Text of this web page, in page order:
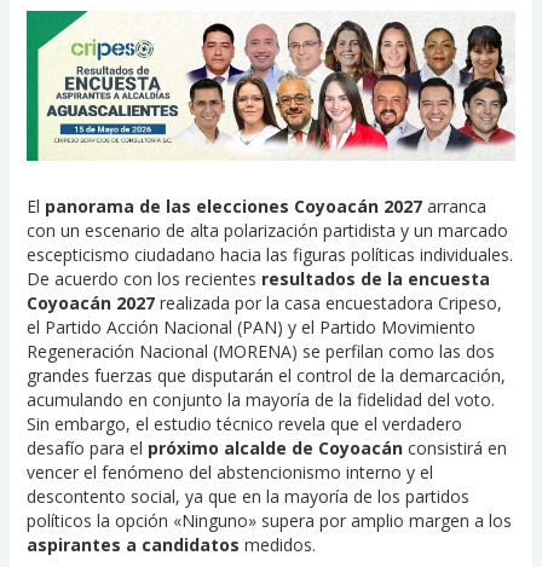
El panorama de las elecciones Coyoacán 2027arranca
con un escenario de alta polarización partidista y un marcado
escepticismo ciudadano hacia las figuras políticas individuales.
De acuerdo con los recientes resultados de la encuesta
Coyoacán 2027realizada por la casa encuestadora Cripeso,
el Partido Acción Nacional (PAN) y el Partido Movimiento
Regeneración Nacional (MORENA) se perfilan como las dos
grandes fuerzas que disputarán el control de la demarcación,
acumulando en conjunto la mayoría de la fidelidad del voto.
Sin embargo, el estudio técnico revela que el verdadero
desafío para el próximo alcalde de Coyoacánconsistirá en
vencer el fenómeno del abstencionismo interno y el
descontento social, ya que en la mayoría de los partidos
políticos la opción «Ninguno» supera por amplio margen a los
aspirantes a candidatos medidos.